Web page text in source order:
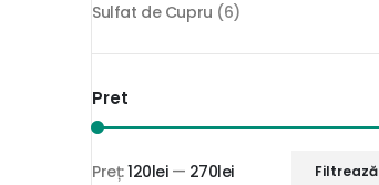
Sulfat de Cupru (6)
Pret
Filtrează
Preț:120lei— 270lei